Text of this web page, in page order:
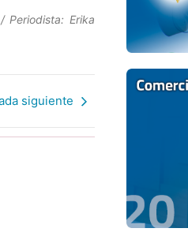
Periodista: Erika
siguiente